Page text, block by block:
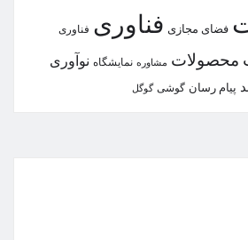
فضای مجازی فناوری فناوری
محصولات مشاوره نمایشگاه نوآوری
پیام رسان گوشی گوگل